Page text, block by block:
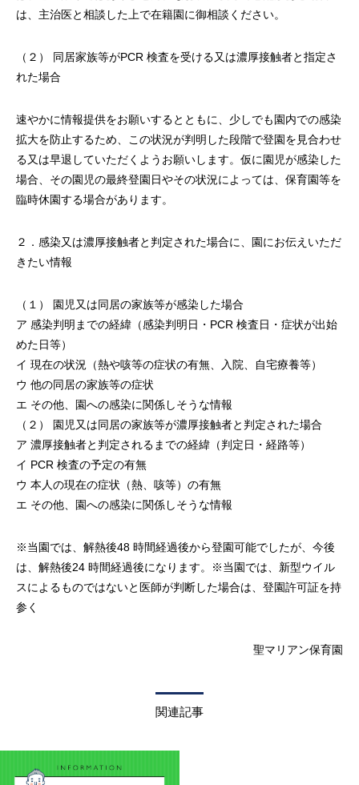
は、主治医と相談した上で在籍園に御相談ください。
（２） 同居家族等がPCR 検査を受ける又は濃厚接触者と指定さ
れた場合
速やかに情報提供をお願いするとともに、少しでも園内での感染
拡大を防止するため、この状況が判明した段階で登園を見合わせ
る又は早退していただくようお願いします。仮に園児が感染した
場合、その園児の最終登園日やその状況によっては、保育園等を
臨時休園する場合があります。
２．感染又は濃厚接触者と判定された場合に、園にお伝えいただ
きたい情報
（１） 園児又は同居の家族等が感染した場合
ア 感染判明までの経緯（感染判明日・PCR 検査日・症状が出始
めた日等）
イ 現在の状況（熱や咳等の症状の有無、入院、自宅療養等）
ウ 他の同居の家族等の症状
エ その他、園への感染に関係しそうな情報
（２） 園児又は同居の家族等が濃厚接触者と判定された場合
ア 濃厚接触者と判定されるまでの経緯（判定日・経路等）
イ PCR 検査の予定の有無
ウ 本人の現在の症状（熱、咳等）の有無
エ その他、園への感染に関係しそうな情報
※当園では、解熱後48 時間経過後から登園可能でしたが、今後
は、解熱後24 時間経過後になります。※当園では、新型ウイル
スによるものではないと医師が判断した場合は、登園許可証を持
参く
聖マリアン保育園
関連記事